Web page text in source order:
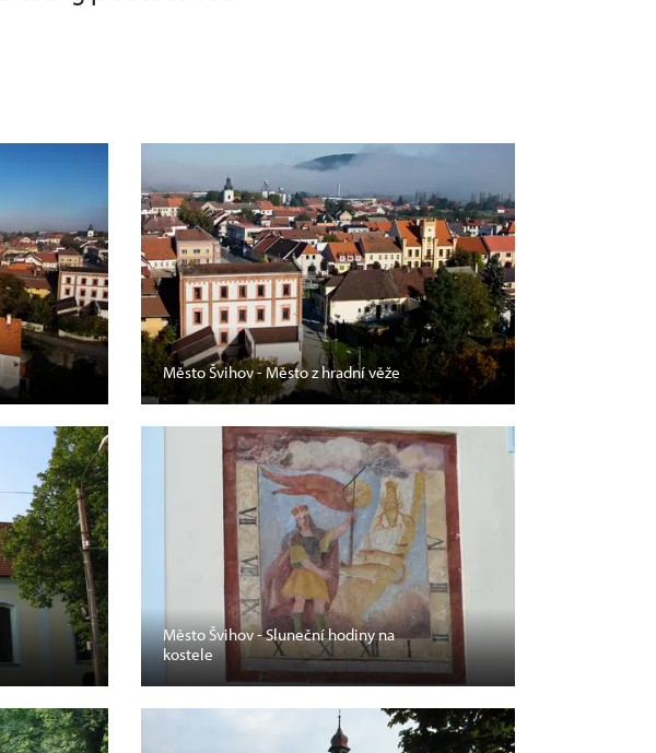
Město Švihov - Město z hradní věže
Město Švihov - Sluneční hodiny na
kostele